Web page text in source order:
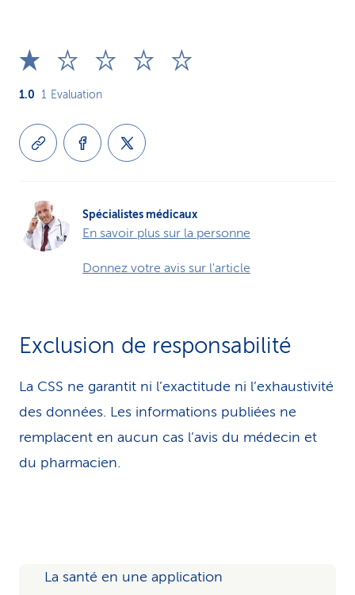
1.0 1 Evaluation
Spécialistes médicaux
En savoir plus sur la personne
Donnez votre avis sur l'article
Exclusion de responsabilité
La CSS ne garantit ni l’exactitude ni l’exhaustivité
des données. Les infor­ma­tions publiées ne
remplacent en aucun cas l’avis du médecin et
du pharmacien.
La santé en une application